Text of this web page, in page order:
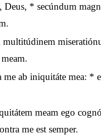
Deus, * secúndum
multitúdinem
ab iniquitáte mea: *
meam ego
me est semper.